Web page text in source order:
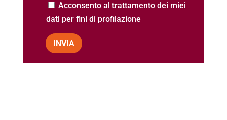
Acconsento al trattamento dei miei
dati per fini di profilazione